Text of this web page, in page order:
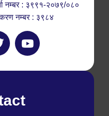
नम्बर : ३९९१-२०७९/०८०
नम्बर : ३९८४